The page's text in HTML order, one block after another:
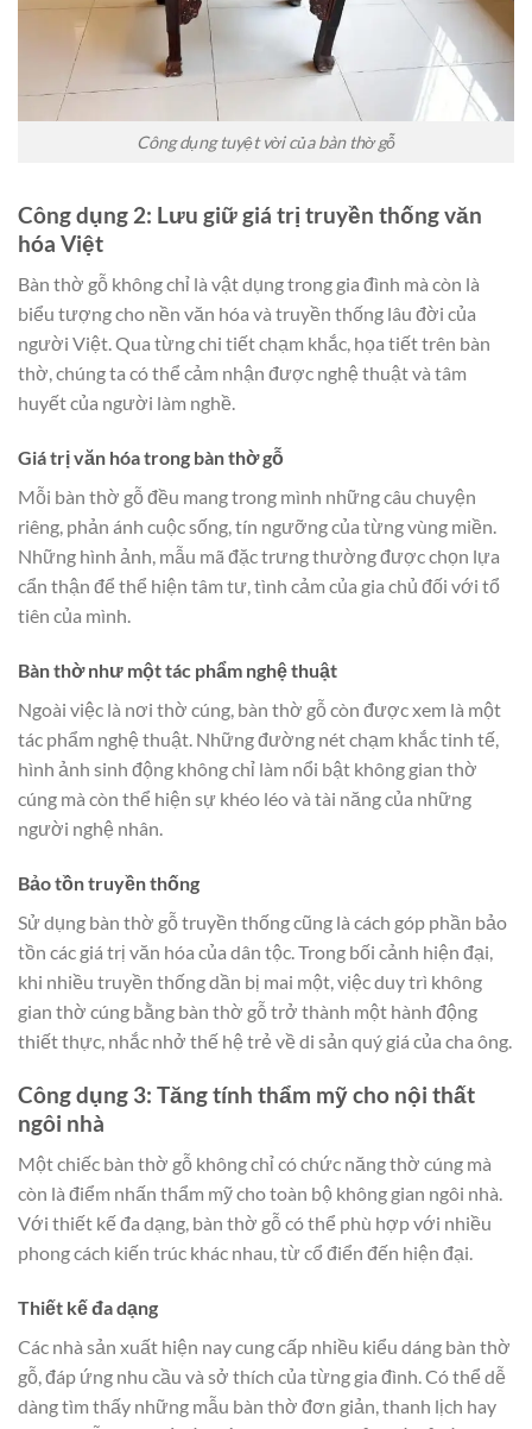
Công dụng tuyệt vời của bàn thờ gỗ
Công dụng 2: Lưu giữ giá trị truyền thống văn
hóa Việt
Bàn thờ gỗ không chỉ là vật dụng trong gia đình mà còn là
biểu tượng cho nền văn hóa và truyền thống lâu đời của
người Việt. Qua từng chi tiết chạm khắc, họa tiết trên bàn
thờ, chúng ta có thể cảm nhận được nghệ thuật và tâm
huyết của người làm nghề.
Giá trị văn hóa trong bàn thờ gỗ
Mỗi bàn thờ gỗ đều mang trong mình những câu chuyện
riêng, phản ánh cuộc sống, tín ngưỡng của từng vùng miền.
Những hình ảnh, mẫu mã đặc trưng thường được chọn lựa
cẩn thận để thể hiện tâm tư, tình cảm của gia chủ đối với tổ
tiên của mình.
Bàn thờ như một tác phẩm nghệ thuật
Ngoài việc là nơi thờ cúng, bàn thờ gỗ còn được xem là một
tác phẩm nghệ thuật. Những đường nét chạm khắc tinh tế,
hình ảnh sinh động không chỉ làm nổi bật không gian thờ
cúng mà còn thể hiện sự khéo léo và tài năng của những
người nghệ nhân.
Bảo tồn truyền thống
Sử dụng bàn thờ gỗ truyền thống cũng là cách góp phần bảo
tồn các giá trị văn hóa của dân tộc. Trong bối cảnh hiện đại,
khi nhiều truyền thống dần bị mai một, việc duy trì không
gian thờ cúng bằng bàn thờ gỗ trở thành một hành động
thiết thực, nhắc nhở thế hệ trẻ về di sản quý giá của cha ông.
Công dụng 3: Tăng tính thẩm mỹ cho nội thất
ngôi nhà
Một chiếc bàn thờ gỗ không chỉ có chức năng thờ cúng mà
còn là điểm nhấn thẩm mỹ cho toàn bộ không gian ngôi nhà.
Với thiết kế đa dạng, bàn thờ gỗ có thể phù hợp với nhiều
phong cách kiến trúc khác nhau, từ cổ điển đến hiện đại.
Thiết kế đa dạng
Các nhà sản xuất hiện nay cung cấp nhiều kiểu dáng bàn thờ
gỗ, đáp ứng nhu cầu và sở thích của từng gia đình. Có thể dễ
dàng tìm thấy những mẫu bàn thờ đơn giản, thanh lịch hay